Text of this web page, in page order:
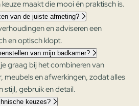
maakt die mooi én praktisch is.
van de juiste afmeting?
en adviseren een
en optisch klopt.
van mijn badkamer?
graag bij het combineren van
meubels en afwerkingen, zodat alles
stijl, gebruik en detail.
keuzes?